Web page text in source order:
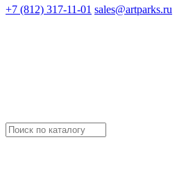
+7 (812) 317-11-01 sales@artparks.ru